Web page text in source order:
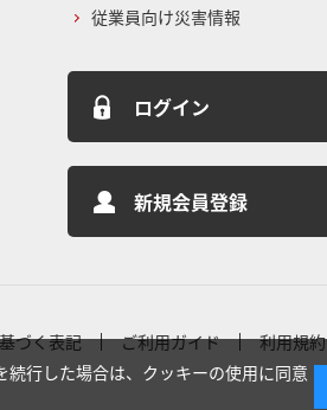
従業員向け災害情報
ログイン
新規会員登録
づく表記 ご利用ガイド 利用規約
行した場合は、クッキーの使用に同意